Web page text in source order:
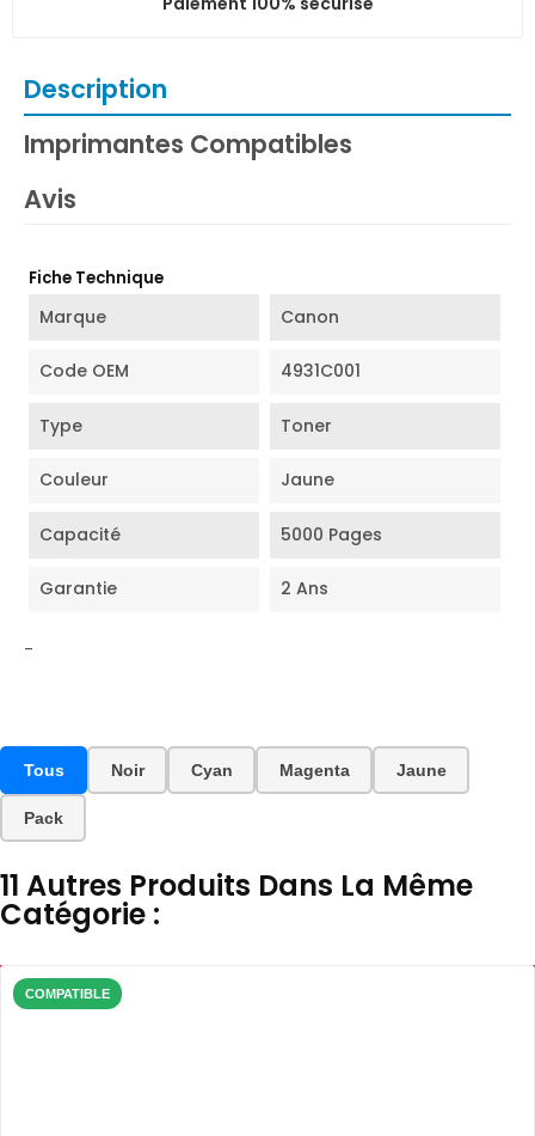
Description
Imprimantes Compatibles
Avis
Fiche Technique
Marque Canon
Code OEM 4931C001
Type Toner
Couleur Jaune
Capacité 5000 Pages
Garantie 2 Ans
-
Tous Noir Cyan Magenta Jaune
Pack
11 Autres Produits Dans La Même
Catégorie :
COMPATIBLE